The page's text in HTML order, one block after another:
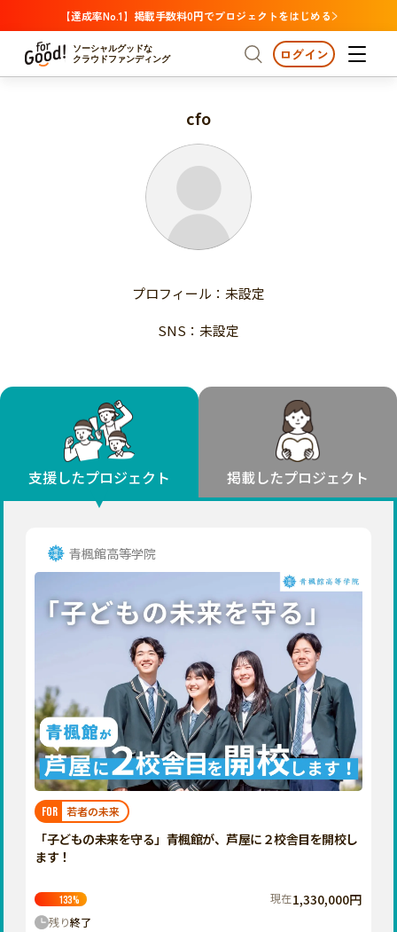
【達成率No.1】掲載手数料0円でプロジェクトをはじめる
ソーシャルグッドな
クラウドファンディング
プロジェクトからさがす 注目
支援金額が多い
支援人数が多い
終了日が近い
国際協力
子ども・教育
フード・農業
文化
環境・エシカル
人権・マイノリティ
社会貢献
地域からさがす 北海道・東北
北海道
宮城
関東
茨城
栃木
群馬
神奈川
支援金額が多い
終了日が近い
カテゴリーからさがす
医療・福祉
子ども・教育
人権・マイノリティ
北海道 青森 岩手 宮城
秋田
福島
茨城 栃木 群馬
千葉
東京
神奈川
新潟 富山 石川
長野
岐阜 静岡 愛知
滋賀 京都 大阪
兵庫
鳥取 島根 岡山 広島 山口
四国
徳島 香川 愛媛 高知
九州・沖縄
福岡 佐賀
宮崎
鹿児島 沖縄
ログイン
cfo
プロフィール：未設定
SNS：未設定
支援したプロジェクト 掲載したプロジェクト
青楓館高等学院
FOR 若者の未来
「子どもの未来を守る」青楓館が、芦屋に２校舎目を開校し
ます！
133% 現在1,330,000円
残り終了